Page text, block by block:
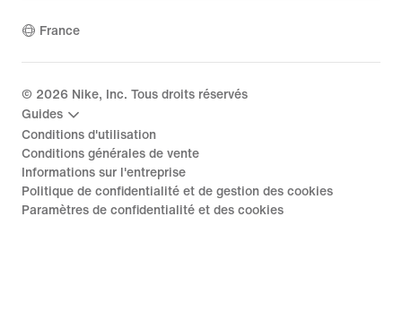
France
© 2026 Nike, Inc. Tous droits réservés
Guides
Conditions d'utilisation
Conditions générales de vente
Informations sur l'entreprise
Politique de confidentialité et de gestion des cookies
Paramètres de confidentialité et des cookies